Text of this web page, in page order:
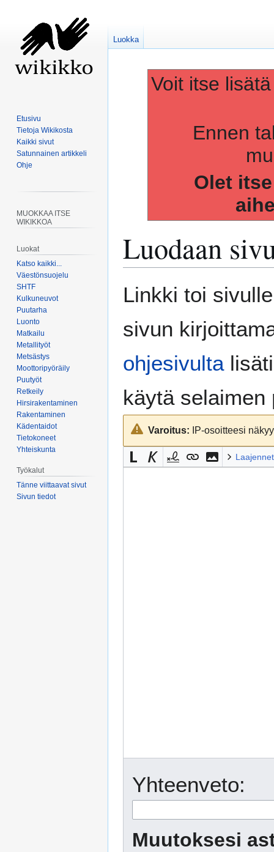
Voit itse
Ennen
Olet
Luodaan
navigaatioon
hakuun
Linkki toi
sivun
ohjesivulta
käytä selaimen
Varoitus: IP-osoitteesi
Yhteenveto:
Muutoksesi
Luokka
Etusivu
Tietoja Wikikosta
Kaikki sivut
Satunnainen artikkeli
Ohje
MUOKKAA ITSE
WIKIKKOA
Luokat
Katso kaikki...
Väestönsuojelu
SHTF
Kulkuneuvot
Puutarha
Luonto
Matkailu
Metallityöt
Metsästys
Moottoripyöräily
Puutyöt
Retkeily
Hirsirakentaminen
Rakentaminen
Kädentaidot
Tietokoneet
Yhteiskunta
Työkalut
Tänne viittaavat sivut
Sivun tiedot